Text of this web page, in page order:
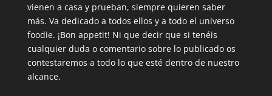
vienen a casa y prueban, siempre quieren saber
más. Va dedicado a todos ellos y a todo el universo
foodie. ¡Bon appetit! Ni que decir que si tenéis
cualquier duda o comentario sobre lo publicado os
contestaremos a todo lo que esté dentro de nuestro
alcance.